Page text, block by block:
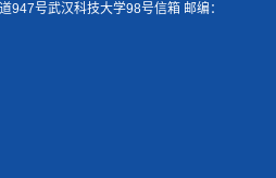
947号武汉科技大学98号信箱 邮编：